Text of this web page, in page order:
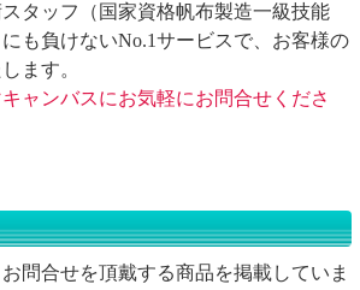
タッフ（国家資格帆布製造一級技能
も負けないNo.1サービスで、お客様の
ます。
ャンバスにお気軽にお問合せくださ
問合せを頂戴する商品を掲載していま